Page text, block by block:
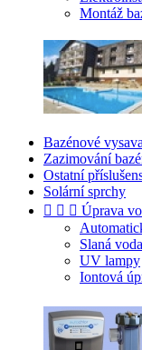
Montáž
Bazénové
Zazimování
Ostatní
Solární sprchy
   Úprava
Slaná
UV lampy
Iontová